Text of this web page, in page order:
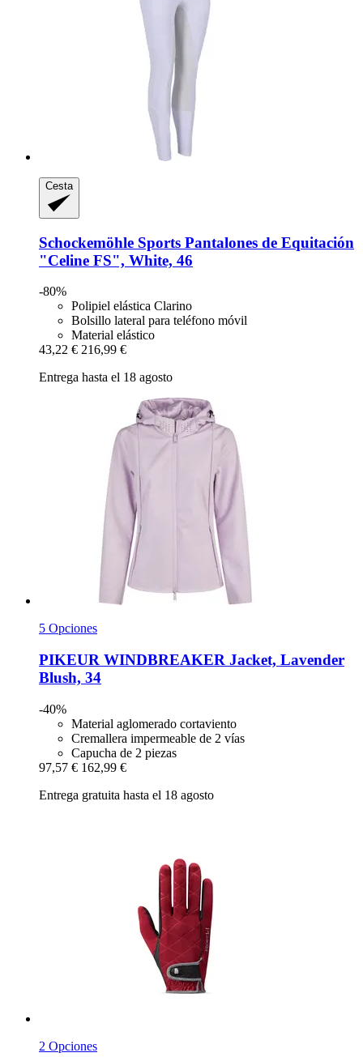
Cesta
Schockemöhle Sports Pantalones de Equitación
"Celine FS", White, 46
-80%
Polipiel elástica Clarino
Bolsillo lateral para teléfono móvil
Material elástico
43,22 € 216,99 €
Entrega hasta el 18 agosto
5 Opciones
PIKEUR WINDBREAKER Jacket, Lavender
Blush, 34
-40%
Material aglomerado cortaviento
Cremallera impermeable de 2 vías
Capucha de 2 piezas
97,57 € 162,99 €
Entrega gratuita hasta el 18 agosto
2 Opciones